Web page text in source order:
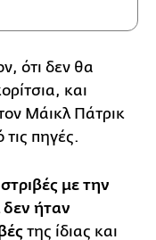
ότι δεν θα
και
Μάικλ Πάτρικ
τις πηγές.
με την
δεν ήταν
της ίδιας και